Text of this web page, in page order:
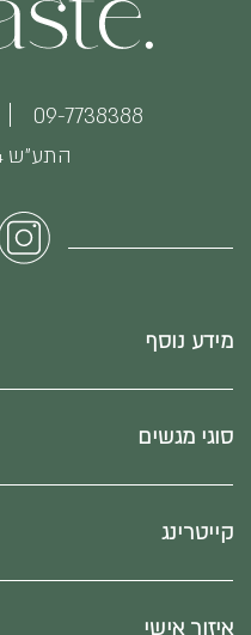
התע״ש 24 כפר סבא
09-7738388
מידע נוסף
סוגי מגשים
קייטרינג
איזור אישי